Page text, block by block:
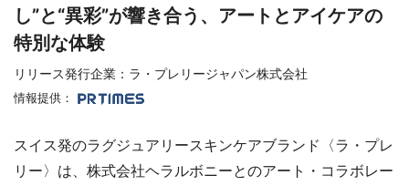
し”と“異彩”が響き合う、アートとアイケアの
特別な体験
リリース発行企業：ラ・プレリージャパン株式会社
情報提供：
スイス発のラグジュアリースキンケアブランド〈ラ・プレ
リー〉は、株式会社ヘラルボニーとのアート・コラボレー